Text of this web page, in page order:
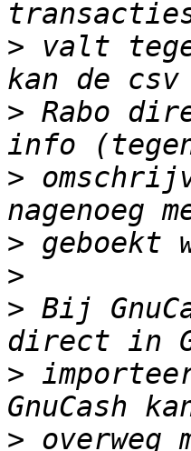
> valt
> Rabo
>
>
>
> Bij
>
> overweg